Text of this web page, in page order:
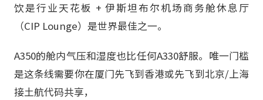
饮是行业天花板 + 伊斯坦布尔机场商务舱休息厅
（CIP Lounge）是世界最佳之一。
A350的舱内气压和湿度也比任何A330舒服。唯一门槛
是这条线需要你在厦门先飞到香港或先飞到北京/上海
接土航代码共享，